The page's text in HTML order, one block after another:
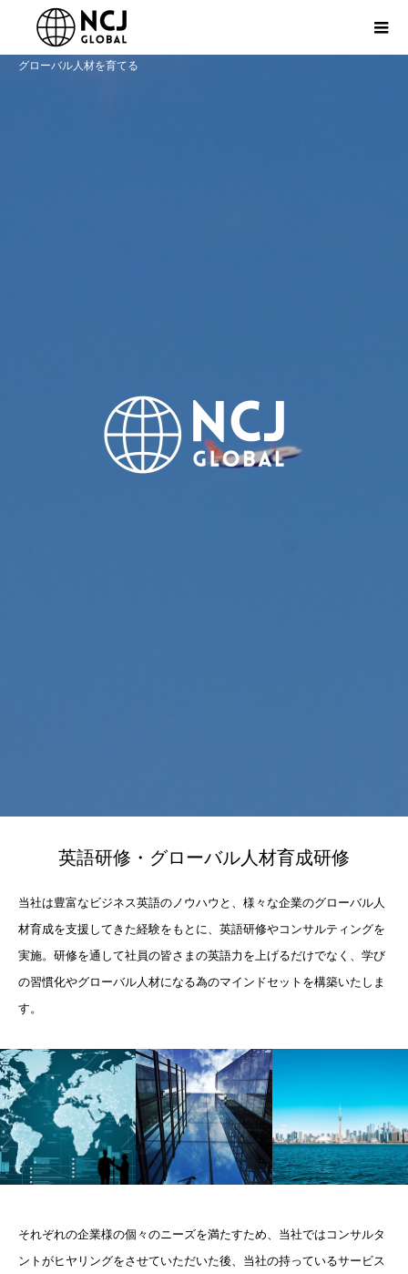
グローバル人材を育てる
英語研修・グローバル人材育成研修
当社は豊富なビジネス英語のノウハウと、様々な企業のグローバル人
材育成を支援してきた経験をもとに、英語研修やコンサルティングを
実施。研修を通して社員の皆さまの英語力を上げるだけでなく、学び
の習慣化やグローバル人材になる為のマインドセットを構築いたしま
す。
それぞれの企業様の個々のニーズを満たすため、当社ではコンサルタ
ントがヒヤリングをさせていただいた後、当社の持っているサービス